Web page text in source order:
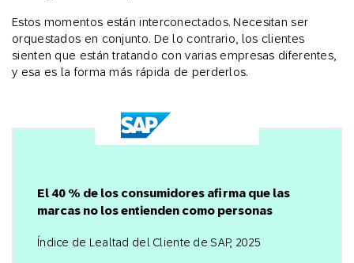
Estos momentos están interconectados. Necesitan ser
orquestados en conjunto. De lo contrario, los clientes
sienten que están tratando con varias empresas diferentes,
y esa es la forma más rápida de perderlos.
El 40 % de los consumidores afirma que las
marcas no los entienden como personas
Índice de Lealtad del Cliente de SAP, 2025